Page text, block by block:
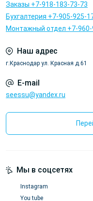
Заказы +7-918-183-73-73
Бухгалтерия +7-905-925-
Монтажный отдел +7-960-
Наш адрес
г.Краснодар ул. Красная д.61
E-mail
seessu@yandex.ru
Мы в соцсетях
Instagram
You tube